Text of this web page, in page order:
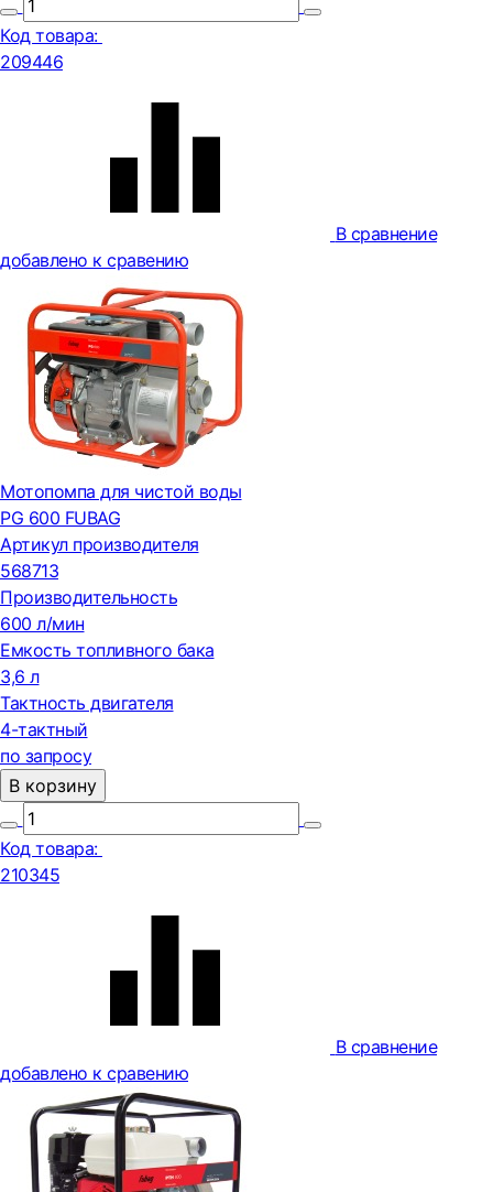
Код товара:
209446
В сравнение
добавлено к сравению
Мотопомпа для чистой воды
PG 600 FUBAG
Артикул производителя
568713
Производительность
600 л/мин
Емкость топливного бака
3,6 л
Тактность двигателя
4-тактный
по запросу
В корзину
Код товара:
210345
В сравнение
добавлено к сравению